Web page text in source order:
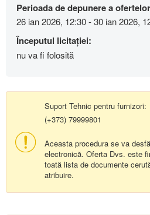
Perioada de depunere a
26 ian 2026, 12:30 - 30 ian 2026,
Începutul licitației:
nu va fi folosită
Suport Tehnic pentru furnizori:
(+373) 79999801
Aceasta procedura se va
electronică. Oferta Dvs. este
toată lista de documente
atribuire.